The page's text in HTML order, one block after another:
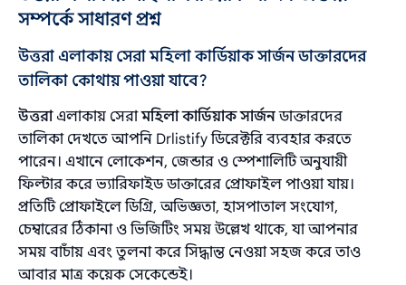
সম্পর্কে সাধারণ প্রশ্ন
উত্তরা এলাকায় সেরা মহিলা কার্ডিয়াক সার্জন ডাক্তারদের
তালিকা কোথায় পাওয়া যাবে?
উত্তরাএলাকায় সেরামহিলা কার্ডিয়াক সার্জনডাক্তারদের
তালিকা দেখতে আপনি Drlistify ডিরেক্টরি ব্যবহার করতে
পারেন। এখানে লোকেশন, জেন্ডার ও স্পেশালিটি অনুযায়ী
ফিল্টার করে ভ্যারিফাইড ডাক্তারের প্রোফাইল পাওয়া যায়।
প্রতিটি প্রোফাইলে ডিগ্রি, অভিজ্ঞতা, হাসপাতাল সংযোগ,
চেম্বারের ঠিকানা ও ভিজিটিং সময় উল্লেখ থাকে, যা আপনার
সময় বাচাঁয় এবং তুলনা করে সিদ্ধান্ত নেওয়া সহজ করে তাও
আবার মাত্র কয়েক সেকেন্ডেই।